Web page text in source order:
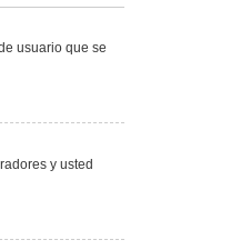
usuario que se
y usted